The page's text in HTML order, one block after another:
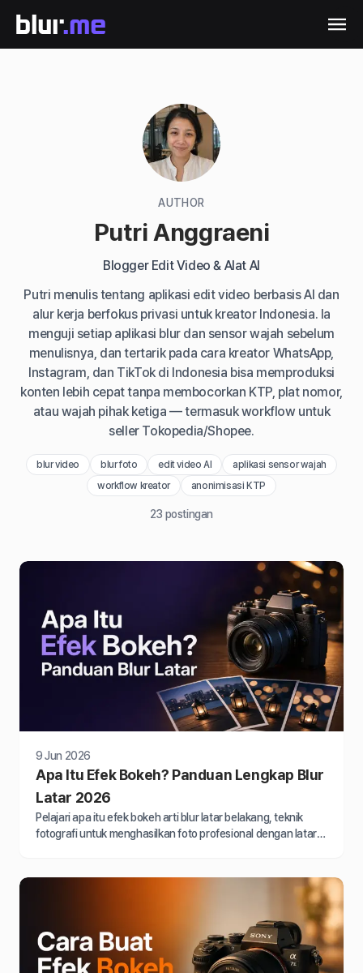
AUTHOR
Putri Anggraeni
Blogger Edit Video & Alat AI
Putri menulis tentang aplikasi edit video berbasis AI dan
alur kerja berfokus privasi untuk kreator Indonesia. Ia
menguji setiap aplikasi blur dan sensor wajah sebelum
menulisnya, dan tertarik pada cara kreator WhatsApp,
Instagram, dan TikTok di Indonesia bisa memproduksi
konten lebih cepat tanpa membocorkan KTP, plat nomor,
atau wajah pihak ketiga — termasuk workflow untuk
seller Tokopedia/Shopee.
blur video blur foto edit video AI
aplikasi sensor wajah
workflow kreator
anonimisasi KTP
23 postingan
9 Jun 2026
Apa Itu Efek Bokeh? Panduan Lengkap Blur
Latar 2026
Pelajari apa itu efek bokeh arti blur latar belakang, teknik
fotografi untuk menghasilkan foto profesional dengan latar